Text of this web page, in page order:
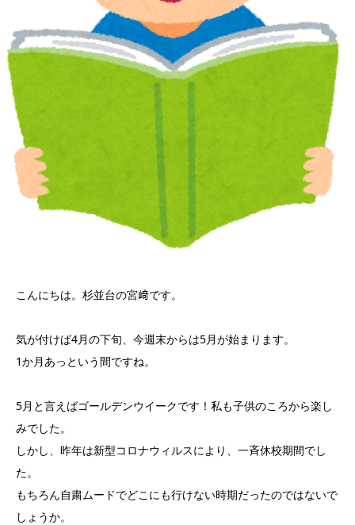
こんにちは。杉並台の宮﨑です。
気が付けば4月の下旬、今週末からは5月が始まります。
1か月あっという間ですね。
5月と言えばゴールデンウイークです！私も子供のころから楽し
みでした。
しかし、昨年は新型コロナウィルスにより、一斉休校期間でし
た。
もちろん自粛ムードでどこにも行けない時期だったのではないで
しょうか。